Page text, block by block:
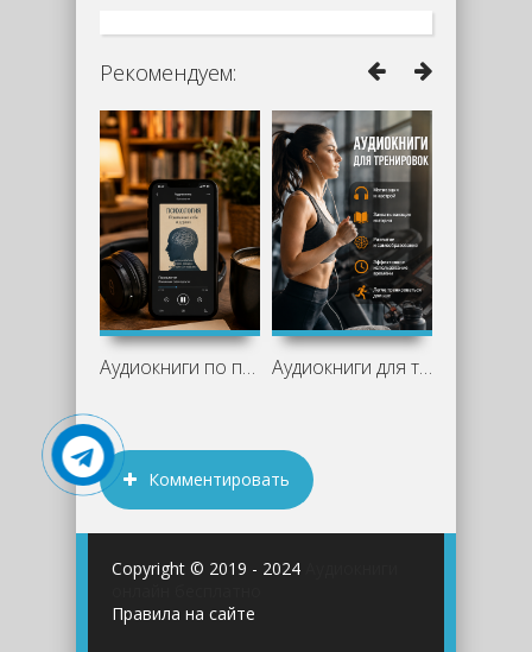
Рекомендуем:
Аудиокниги по психологии: лучшие книги Аудиокниги для тренировок: отличный
Комментировать
Copyright © 2019 - 2024
Правила на сайте